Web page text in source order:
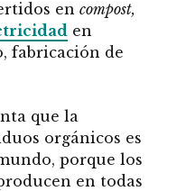
en compost,
en
fabricación de
que la
orgánicos es
porque los
en todas